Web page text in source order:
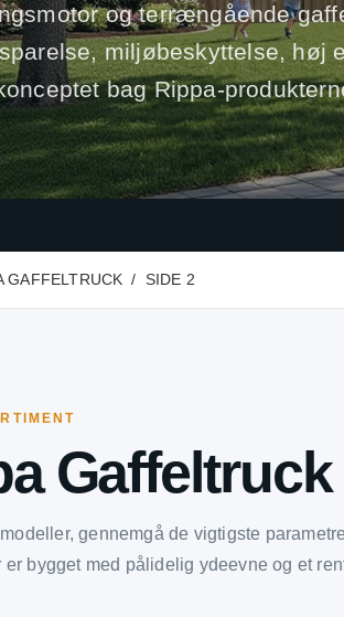
og terrængående
miljøbeskyttelse, høj
bag Rippa-
GAFFELTRUCK SIDE 2
Gaffeltruck
gennemgå de vigtigste
er bygget med pålidelig ydeevne og et